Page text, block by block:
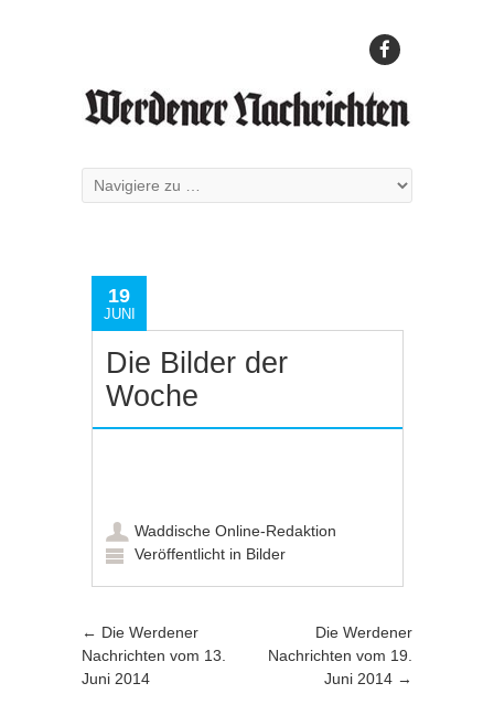
19
JUNI
Die Bilder der
Woche
Waddische Online-Redaktion
Veröffentlicht in Bilder
Artikel-Navigation
← Die Werdener
Nachrichten vom 13.
Juni 2014
Die Werdener
Nachrichten vom 19.
Juni 2014 →